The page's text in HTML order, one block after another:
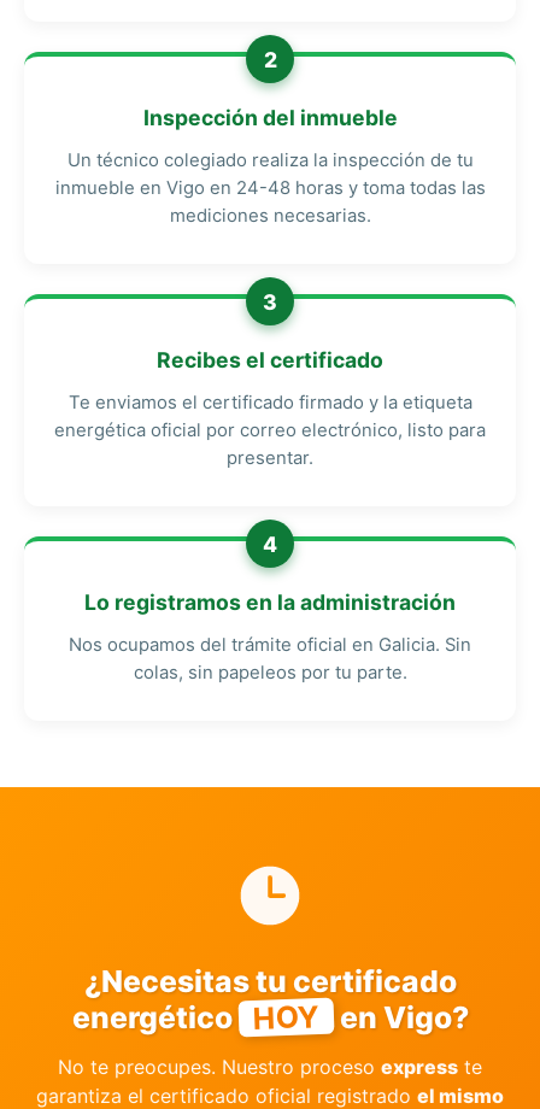
2
Inspección del inmueble
Un técnico colegiado realiza la inspección de tu
inmueble en Vigo en 24-48 horas y toma todas las
mediciones necesarias.
3
Recibes el certificado
Te enviamos el certificado firmado y la etiqueta
energética oficial por correo electrónico, listo para
presentar.
4
Lo registramos en la administración
Nos ocupamos del trámite oficial en Galicia. Sin
colas, sin papeleos por tu parte.
¿Necesitas tu certificado
energético HOY en Vigo?
No te preocupes. Nuestro proceso express te
garantiza el certificado oficial registrado el mismo